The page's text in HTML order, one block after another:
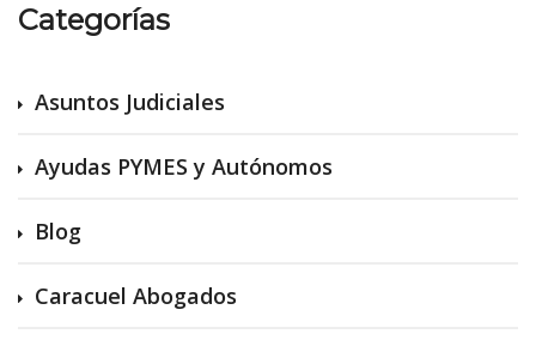
Categorías
Asuntos Judiciales
Ayudas PYMES y Autónomos
Blog
Caracuel Abogados